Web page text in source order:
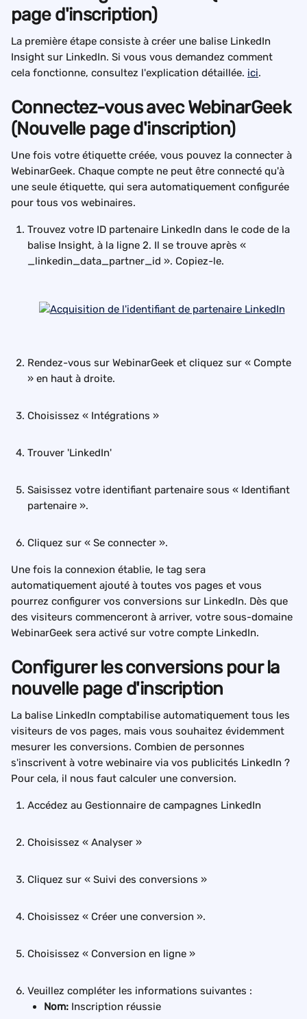
page d'inscription)
La première étape consiste à créer une balise LinkedIn
Insight sur LinkedIn. Si vous vous demandez comment
cela fonctionne, consultez l'explication détaillée. ici.
Connectez-vous avec WebinarGeek
(Nouvelle page d'inscription)
Une fois votre étiquette créée, vous pouvez la connecter à
WebinarGeek. Chaque compte ne peut être connecté qu'à
une seule étiquette, qui sera automatiquement configurée
pour tous vos webinaires.
Trouvez votre ID partenaire LinkedIn dans le code de la
balise Insight, à la ligne 2. Il se trouve après «
_linkedin_data_partner_id ». Copiez-le.
Rendez-vous sur WebinarGeek et cliquez sur « Compte
» en haut à droite.
Choisissez « Intégrations »
Trouver 'LinkedIn'
Saisissez votre identifiant partenaire sous « Identifiant
partenaire ».
Cliquez sur « Se connecter ».
Une fois la connexion établie, le tag sera
automatiquement ajouté à toutes vos pages et vous
pourrez configurer vos conversions sur LinkedIn. Dès que
des visiteurs commenceront à arriver, votre sous-domaine
WebinarGeek sera activé sur votre compte LinkedIn.
Configurer les conversions pour la
nouvelle page d'inscription
La balise LinkedIn comptabilise automatiquement tous les
visiteurs de vos pages, mais vous souhaitez évidemment
mesurer les conversions. Combien de personnes
s'inscrivent à votre webinaire via vos publicités LinkedIn ?
Pour cela, il nous faut calculer une conversion.
Accédez au Gestionnaire de campagnes LinkedIn
Choisissez « Analyser »
Cliquez sur « Suivi des conversions »
Choisissez « Créer une conversion ».
Choisissez « Conversion en ligne »
Veuillez compléter les informations suivantes :
Nom: Inscription réussie